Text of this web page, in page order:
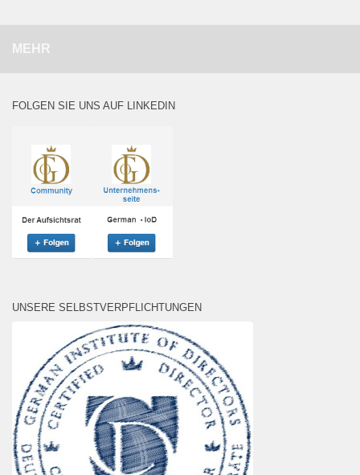
MEHR
FOLGEN SIE UNS AUF LINKEDIN
UNSERE SELBSTVERPFLICHTUNGEN